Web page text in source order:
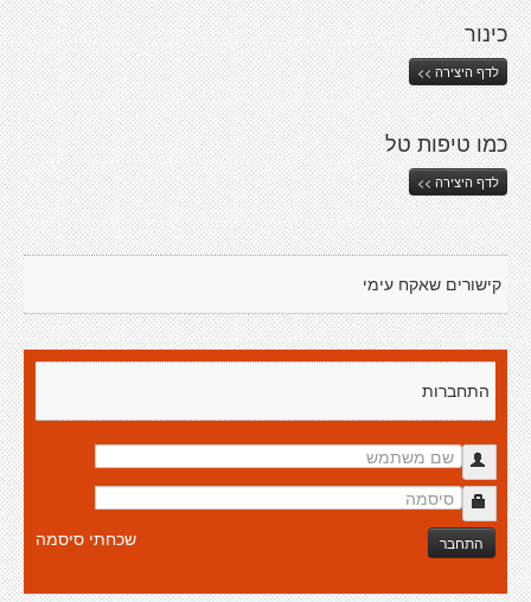
כינור
לדף היצירה >>
כמו טיפות טל
לדף היצירה >>
קישורים שאקח עימי
התחברות
התחבר שכחתי סיסמה